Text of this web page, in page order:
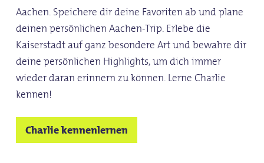
Aachen. Speichere dir deine Favoriten ab und plane
deinen persönlichen Aachen-Trip. Erlebe die
Kaiserstadt auf ganz besondere Art und bewahre dir
deine persönlichen Highlights, um dich immer
wieder daran erinnern zu können. Lerne Charlie
kennen!
Charlie kennenlernen